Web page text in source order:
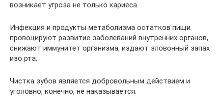
возникает угроза не только кариеса.
Инфекция и продукты метаболизма остатков пищи
провоцируют развитие заболеваний внутренних органов,
снижают иммунитет организма, издают зловонный запах
изо рта.
Чистка зубов является добровольным действием и
уголовно, конечно, не наказывается.